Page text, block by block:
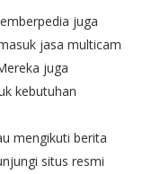
juga
jasa multicam
juga
kebutuhan
mengikuti berita
situs resmi